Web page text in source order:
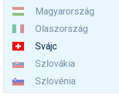
Magyarország
Olaszország
Svájc
Szlovákia
Szlovénia